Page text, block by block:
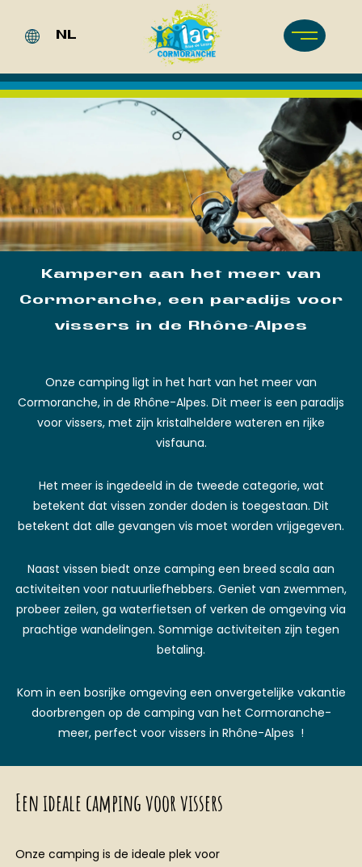
NL
Kamperen aan het meer van
Cormoranche, een paradijs voor
vissers in de Rhône-Alpes
Onze camping ligt in het hart van het meer van
Cormoranche, in de Rhône-Alpes. Dit meer is een paradijs
voor vissers, met zijn kristalheldere wateren en rijke
visfauna.
Het meer is ingedeeld in de tweede categorie, wat
betekent dat vissen zonder doden is toegestaan. Dit
betekent dat alle gevangen vis moet worden vrijgegeven.
Naast vissen biedt onze camping een breed scala aan
activiteiten voor natuurliefhebbers. Geniet van zwemmen,
probeer zeilen, ga waterfietsen of verken de omgeving via
prachtige wandelingen. Sommige activiteiten zijn tegen
betaling.
Kom in een bosrijke omgeving een onvergetelijke vakantie
doorbrengen op de camping van het Cormoranche-
meer, perfect voor vissers in Rhône-Alpes !
Een ideale camping voor vissers
Onze camping is de ideale plek voor